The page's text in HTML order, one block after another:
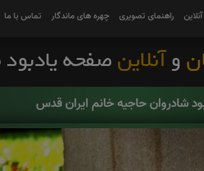
راهنمای تصویری چهره های ماندگار تماس با ما
شادروان حاجیه خانم ایران قدس